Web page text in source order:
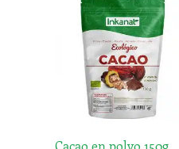
Cacao en polvo 150g.